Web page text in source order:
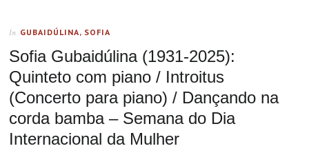
In GUBAIDÚLINA, SOFIA
Sofia Gubaidúlina (1931-2025):
Quinteto com piano / Introitus
(Concerto para piano) / Dançando na
corda bamba – Semana do Dia
Internacional da Mulher